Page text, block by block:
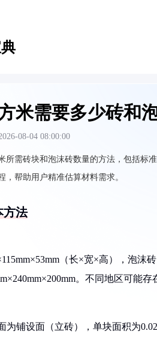
米需要多少砖和
08-04 08:00:00
所需砖块和泡沫砖数量的方法，包括标
帮助用户精准估算材料需求。
方法
（长×宽×高），泡沫
。不同地区可能
为铺设面（立砖），单块面积为